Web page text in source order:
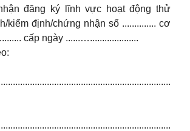
đăng ký lĩnh vực hoạt động thử
kiểm định/chứng nhận số .............. cơ
cấp ngày ......…....................